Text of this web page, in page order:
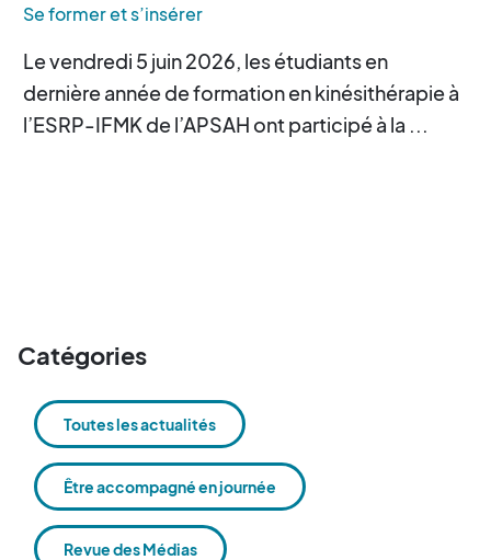
Se former et s’insérer
Le vendredi 5 juin 2026, les étudiants en
dernière année de formation en kinésithérapie à
l’ESRP-IFMK de l’APSAH ont participé à la ...
Catégories
Toutes les actualités
Être accompagné en journée
Revue des Médias